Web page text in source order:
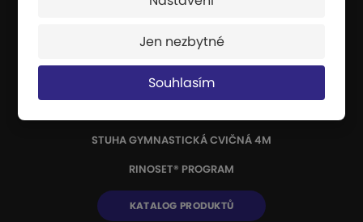
Jen nezbytné
Souhlasím
Nejprodávanější
ULTRALEHKÁ ŽÍNĚNKA 200X100X6CM
DĚTSKÁ ATLETICKÁ SADA
STUHA GYMNASTICKÁ CVIČNÁ 4M
RINOSET® PROGRAM
KATALOG PRODUKTŮ